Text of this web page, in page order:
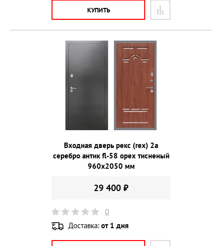
КУПИТЬ
Входная дверь рекс (rex) 2а
серебро антик fl-58 орех тисненый
960х2050 мм
29 400 ₽
0
Доставка: от 1 дня